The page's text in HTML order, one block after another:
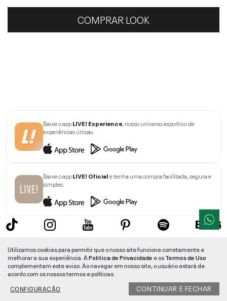
COMPRAR LOOK
Baixe o appLIVE! Experience, nosso universo esportivo de
experiências únicas.
Baixe o appLIVE! Oficiale tenha uma compra facilitada, segura e
simples.
Institucional
Informações
Utilizamos cookies para permitir que o nosso site funcione corretamente e
melhorar a sua experiência. APolitica de Privacidade e osTermos de Uso
complementam este aviso. Ao navegar em nosso site, o usuário estará de
acordo com os nossos termos e políticas.
CONFIGURAÇÃO
CONTINUAR E FECHAR